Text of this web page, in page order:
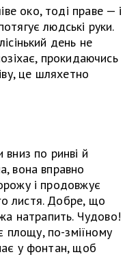
око, тоді праве — і
людські руки.
день не
прокидаючись
це шляхетно
вниз по ринві й
вона вправно
і продовжує
листя. Добре, що
натрапить. Чудово!
по-зміїному
у фонтан, щоб